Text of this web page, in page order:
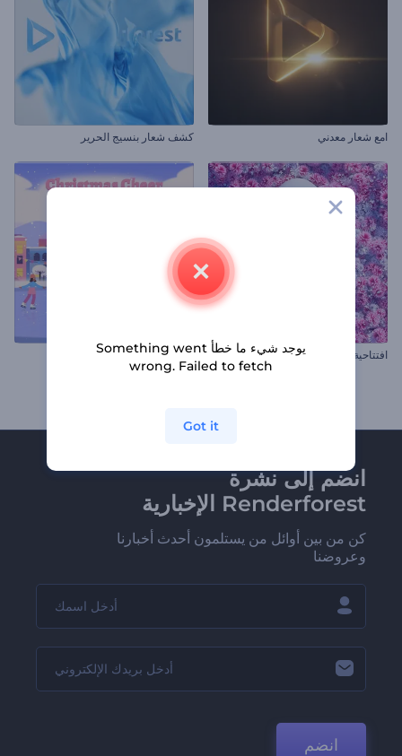
امع شعار معدني كشف شعار بنسيج الحرير
افتتاحية بيض شم النسيم المزهر مقاطع الكريسماس المبهجة
انضم إلى نشرة
Renderforest الإخبارية
كن من بين أوائل من يستلمون أحدث أخبارنا
وعروضنا
انضم
يوجد شيء ما خطأ Something went
wrong. Failed to fetch
Got it